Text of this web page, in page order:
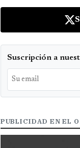
Suscripción a
PUBLICIDAD EN EL